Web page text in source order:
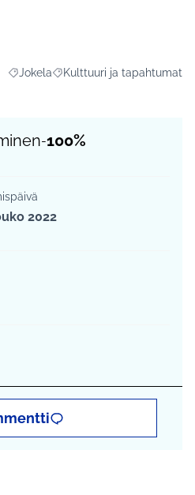
Rajaa tulokset aihepiirin mukaan:
Jokela Rajaa tulokset teeman
Kulttuuri ja tapahtumat
-100%
2022